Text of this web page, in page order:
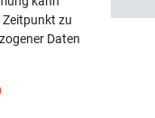
Zeitpunkt zu
Daten